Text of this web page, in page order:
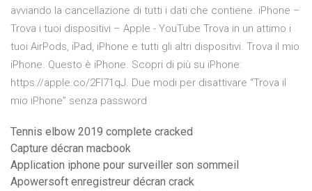
avviando la cancellazione di tutti i dati che contiene. iPhone –
Trova i tuoi dispositivi – Apple - YouTube Trova in un attimo i
tuoi AirPods, iPad, iPhone e tutti gli altri dispositivi. Trova il mio
iPhone. Questo è iPhone. Scopri di più su iPhone:
https://apple.co/2Fl71qJ. Due modi per disattivare “Trova il
mio iPhone” senza password
Tennis elbow 2019 complete cracked
Capture décran macbook
Application iphone pour surveiller son sommeil
Apowersoft enregistreur décran crack